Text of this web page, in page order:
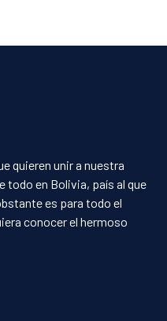
quieren unir a nuestra
todo en Bolivia, país al que
es para todo el
conocer el hermoso